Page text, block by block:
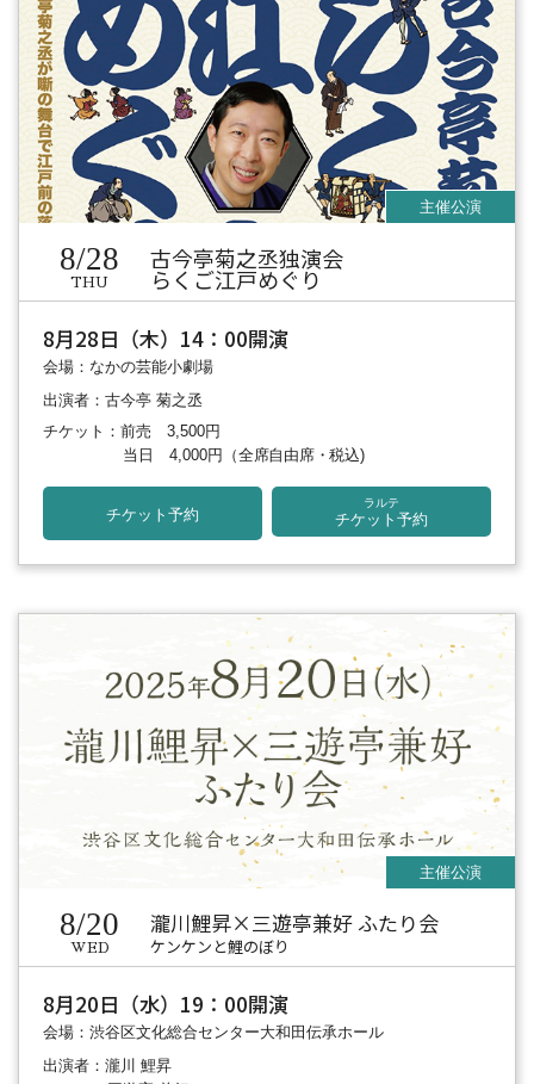
8/28
THU
古今亭菊之丞独演会
らくご江戸めぐり
8月28日（木）14：00開演
会場：なかの芸能小劇場
出演者：古今亭 菊之丞
チケット：前売 3,500円
当日 4,000円 （全席自由席・税込)
チケット予約
ラルテ
チケット予約
8/20
WED
瀧川鯉昇×三遊亭兼好 ふたり会
ケンケンと鯉のぼり
8月20日（水）19：00開演
会場：渋谷区文化総合センター大和田伝承ホール
出演者：瀧川 鯉昇